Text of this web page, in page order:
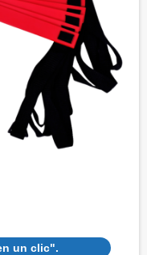
un clic".